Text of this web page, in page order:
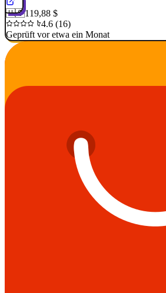
🇺🇸119,88 $
4.6 (16)
Geprüft vor etwa ein Monat